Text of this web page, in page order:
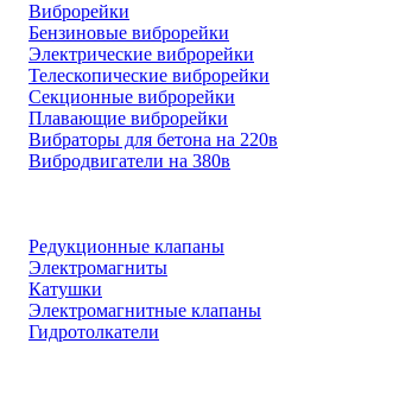
Виброрейки
Бензиновые виброрейки
Электрические виброрейки
Телескопические виброрейки
Секционные виброрейки
Плавающие виброрейки
Вибраторы для бетона на 220в
Вибродвигатели на 380в
Редукционные клапаны
Электромагниты
Катушки
Электромагнитные клапаны
Гидротолкатели